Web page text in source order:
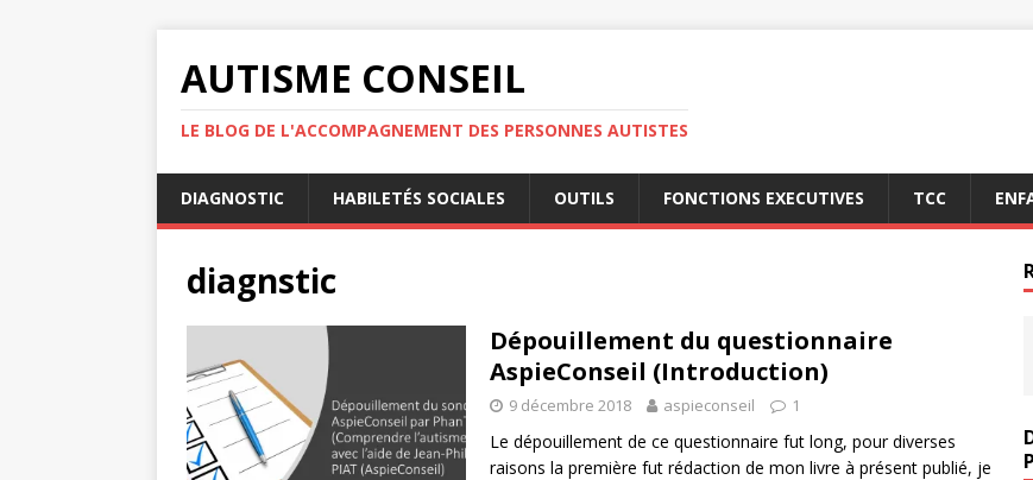
AUTISME CONSEIL
LE BLOG DE L'ACCOMPAGNEMENT DES PERSONNES AUTISTES
DIAGNOSTIC HABILETÉS SOCIALES OUTILS FONCTIONS EXECUTIVES TCC
diagnstic
Dépouillement du questionnaire
AspieConseil (Introduction)
9 décembre 2018 aspieconseil 1
Le dépouillement de ce questionnaire fut long, pour diverses
raisons la première fut rédaction de mon livre à présent publié, je